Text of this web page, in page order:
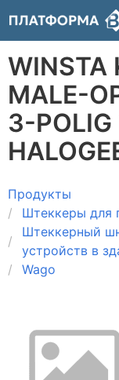
WINSTA
MALE-
3-POLIG
Продукты
Штеккеры для
Штеккерный
устройств в
Wago